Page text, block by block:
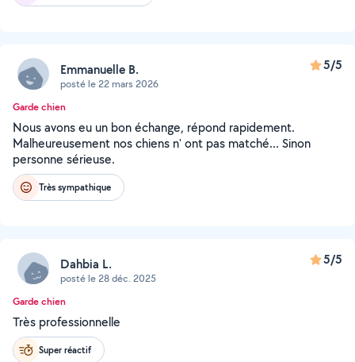
Emmanuelle B.
posté le 22 mars 2026
5/5
Garde chien
Nous avons eu un bon échange, répond rapidement.
Malheureusement nos chiens n' ont pas matché... Sinon
personne sérieuse.
Très sympathique
Dahbia L.
posté le 28 déc. 2025
5/5
Garde chien
Très professionnelle
Super réactif